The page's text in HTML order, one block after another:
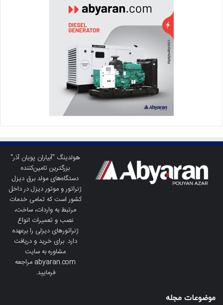
هولدینگ "آبیاران پویان آذر"
بزرگترین تامین‌کننده
دستگاه‌های مولد برق دیزل
ژنراتور و موتور دیزل در داخل
کشور است که تمامی خدمات
مرتبط به واردات، ساخت،
نصب و تعمیرات انواع
ژنراتورهای دیزلی را برعهده
دارد. برای خرید و دریافت
مشاوره به سایت
abyaran.com مراجعه
فرمایید.
موضوعات مجله